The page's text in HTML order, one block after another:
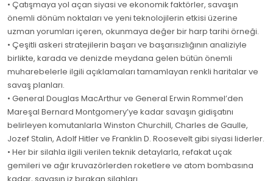
• Çatışmaya yol açan siyasi ve ekonomik faktörler, savaşın
önemli dönüm noktaları ve yeni teknolojilerin etkisi üzerine
uzman yorumları içeren, okunmaya değer bir harp tarihi örneği.
• Çeşitli askeri stratejilerin başarı ve başarısızlığının analiziyle
birlikte, karada ve denizde meydana gelen bütün önemli
muharebelerle ilgili açıklamaları tamamlayan renkli haritalar ve
savaş planları.
• General Douglas MacArthur ve General Erwin Rommel’den
Mareşal Bernard Montgomery’ye kadar savaşın gidişatını
belirleyen komutanlarla Winston Churchill, Charles de Gaulle,
Jozef Stalin, Adolf Hitler ve Franklin D. Roosevelt gibi siyasi liderler.
• Her bir silahla ilgili verilen teknik detaylarla, refakat uçak
gemileri ve ağır kruvazörlerden roketlere ve atom bombasına
kadar, savaşın iz bırakan silahları.